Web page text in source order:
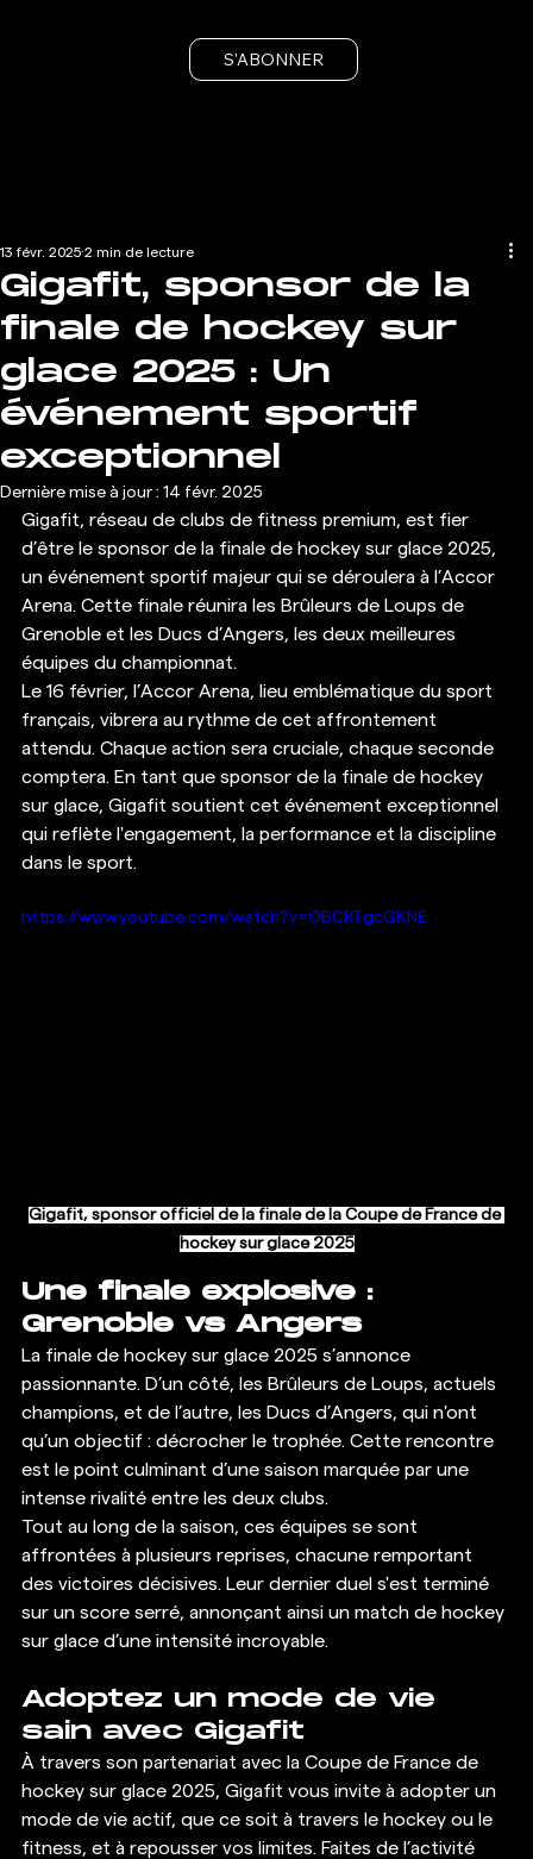
S'ABONNER
Gigafit, sponsor de la
finale de hockey sur
glace 2025 : Un
événement sportif
exceptionnel
13 févr. 2025 2 min de lecture
Dernière mise à jour : 14 févr. 2025
Gigafit, réseau de clubs de fitness premium, est fier
d’être le sponsor de la finale de hockey sur glace 2025,
un événement sportif majeur qui se déroulera à l’Accor
Arena. Cette finale réunira les Brûleurs de Loups de
Grenoble et les Ducs d’Angers, les deux meilleures
équipes du championnat.
Le 16 février, l’Accor Arena, lieu emblématique du sport
français, vibrera au rythme de cet affrontement
attendu. Chaque action sera cruciale, chaque seconde
comptera. En tant que sponsor de la finale de hockey
sur glace, Gigafit soutient cet événement exceptionnel
qui reflète l'engagement, la performance et la discipline
dans le sport.
https://www.youtube.com/watch?v=OBCRTgcGKNE
Gigafit, sponsor officiel de la finale de la Coupe de France de
hockey sur glace 2025
Une finale explosive :
Grenoble vs Angers
La finale de hockey sur glace 2025 s’annonce
passionnante. D’un côté, les Brûleurs de Loups, actuels
champions, et de l’autre, les Ducs d’Angers, qui n'ont
qu’un objectif : décrocher le trophée. Cette rencontre
est le point culminant d’une saison marquée par une
intense rivalité entre les deux clubs.
Tout au long de la saison, ces équipes se sont
affrontées à plusieurs reprises, chacune remportant
des victoires décisives. Leur dernier duel s'est terminé
sur un score serré, annonçant ainsi un match de hockey
sur glace d’une intensité incroyable.
Adoptez un mode de vie
sain avec Gigafit
À travers son partenariat avec la Coupe de France de
hockey sur glace 2025, Gigafit vous invite à adopter un
mode de vie actif, que ce soit à travers le hockey ou le
fitness, et à repousser vos limites. Faites de l’activité